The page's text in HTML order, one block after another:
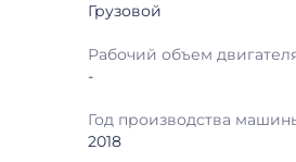
Грузовой
Рабочий объем
-
Год производства
2018